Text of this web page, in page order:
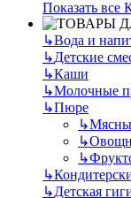
Показать
↳Вода и
↳Детские
↳Каши
↳Молочные
↳Пюре
↳
↳
↳
↳
↳Детская